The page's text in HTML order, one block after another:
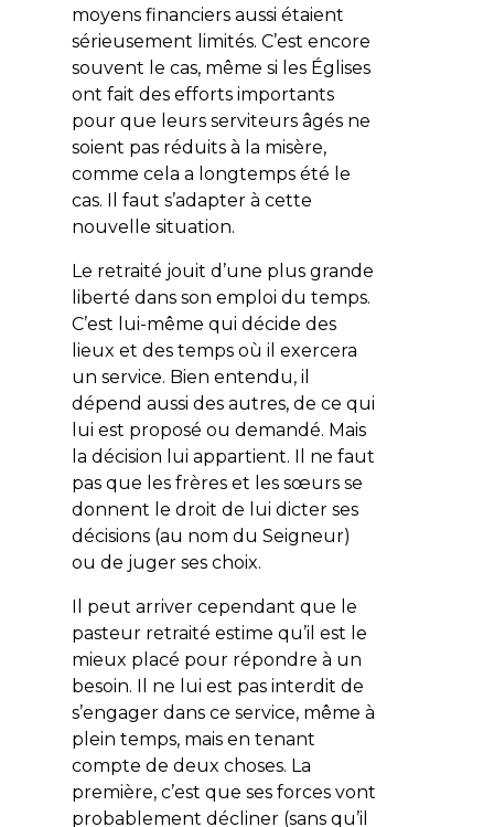
moyens financiers aussi étaient
sérieusement limités. C’est encore
souvent le cas, même si les Églises
ont fait des efforts importants
pour que leurs serviteurs âgés ne
soient pas réduits à la misère,
comme cela a longtemps été le
cas. Il faut s’adapter à cette
nouvelle situation.
Le retraité jouit d’une plus grande
liberté dans son emploi du temps.
C’est lui-même qui décide des
lieux et des temps où il exercera
un service. Bien entendu, il
dépend aussi des autres, de ce qui
lui est proposé ou demandé. Mais
la décision lui appartient. Il ne faut
pas que les frères et les sœurs se
donnent le droit de lui dicter ses
décisions (au nom du Seigneur)
ou de juger ses choix.
Il peut arriver cependant que le
pasteur retraité estime qu’il est le
mieux placé pour répondre à un
besoin. Il ne lui est pas interdit de
s’engager dans ce service, même à
plein temps, mais en tenant
compte de deux choses. La
première, c’est que ses forces vont
probablement décliner (sans qu’il